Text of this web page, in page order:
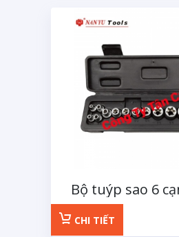
Bộ tuýp sao 6
tuýp E 14 chi tiết
CHI TIẾT